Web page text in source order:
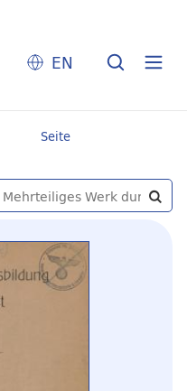
EN
Seite